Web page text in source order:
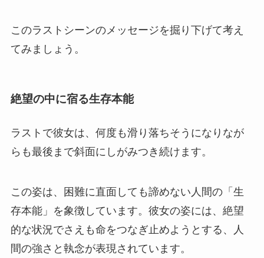
このラストシーンのメッセージを掘り下げて考え
てみましょう。
絶望の中に宿る生存本能
ラストで彼女は、何度も滑り落ちそうになりなが
らも最後まで斜面にしがみつき続けます。
この姿は、困難に直面しても諦めない人間の「生
存本能」を象徴しています。彼女の姿には、絶望
的な状況でさえも命をつなぎ止めようとする、人
間の強さと執念が表現されています。